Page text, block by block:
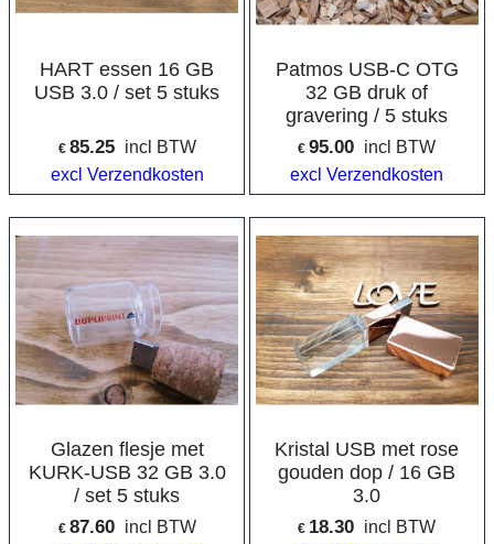
HART essen 16 GB
USB 3.0 / set 5 stuks
€ 85.25
incl BTW
excl Verzendkosten
Patmos USB-C OTG
32 GB druk of
gravering / 5 stuks
€ 95.00 incl BTW
excl Verzendkosten
Glazen flesje met
KURK-USB 32 GB 3.0
/ set 5 stuks
€ 87.60
incl BTW
Kristal USB met rose
gouden dop / 16 GB
3.0
€ 18.30 incl BTW